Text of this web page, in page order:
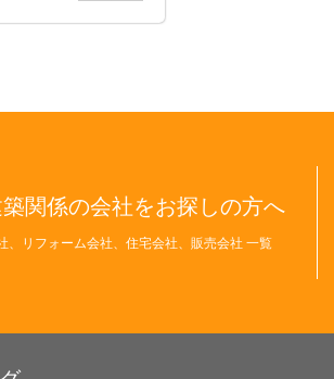
関係の会社をお探しの方へ
、リフォーム会社、住宅会社、販売会社 一覧